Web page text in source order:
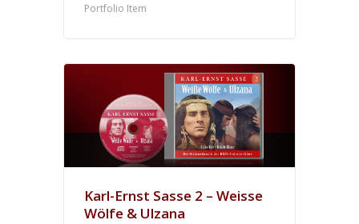
Portfolio Item
Karl-Ernst Sasse 2 – Weisse
Wölfe & Ulzana
News